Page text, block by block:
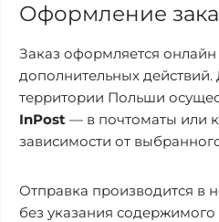
Оформление
Заказ оформляется онлайн
дополнительных действий.
территории Польши
InPost — в почтоматы или
зависимости от
Отправка производится в
без указания содержимого